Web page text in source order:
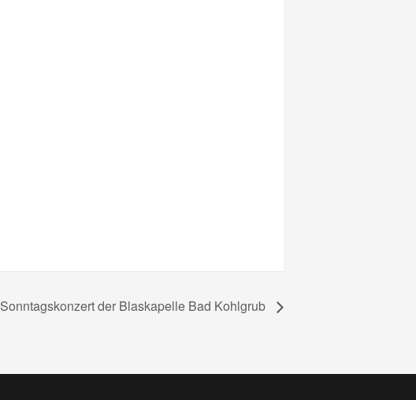
Sonntagskonzert der Blaskapelle Bad Kohlgrub